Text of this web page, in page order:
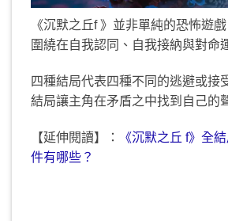
《沉默之丘f 》並非單純的恐怖遊
圍繞在自我認同、自我接納與對命
四種結局代表四種不同的逃避或接
結局讓主角在矛盾之中找到自己的
【延伸閱讀】：
《沉默之丘 f》全
件有哪些？